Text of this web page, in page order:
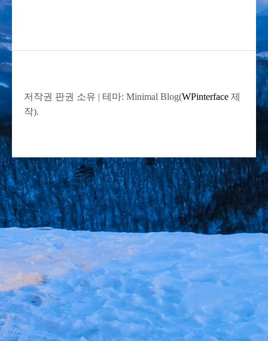
저작권 판권 소유 | 테마: Minimal Blog(WPinterface 제
작).